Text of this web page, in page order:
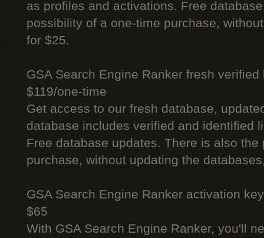
as profiles and activations. Free
possibility of a one-time purchase,
for $25.
GSA Search Engine Ranker fresh verified
$119/one-time
Get access to our fresh database,
database includes verified and identified
Free database updates. There is also
purchase, without updating the
GSA Search Engine Ranker activation key
$65
With GSA Search Engine Ranker, you'll